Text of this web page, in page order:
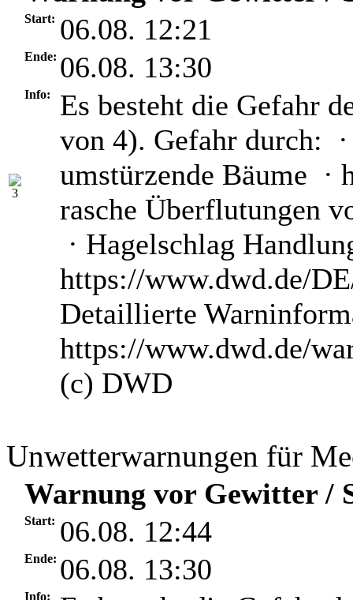
Start: 06.08. 12:21
Ende: 06.08. 13:30
Info:
Es besteht die Gefahr
von 4). Gefahr durch:
umstürzende Bäume ·
rasche Überflutungen
· Hagelschlag
https://www.dwd.de/
Detaillierte
https://www.dwd.de/
(c) DWD
Unwetterwarnungen für
Warnung vor Gewitter /
Start: 06.08. 12:44
Ende: 06.08. 13:30
Info: